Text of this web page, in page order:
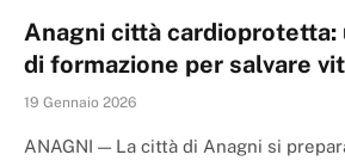
Anagni città cardioprotetta:
di formazione per salvare
19 Gennaio 2026
ANAGNI — La città di Anagni si